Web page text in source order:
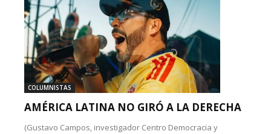
COLUMNISTAS
AMÉRICA LATINA NO GIRÓ A LA DERECHA
(Gustavo Campos, investigador Centro Democracia y